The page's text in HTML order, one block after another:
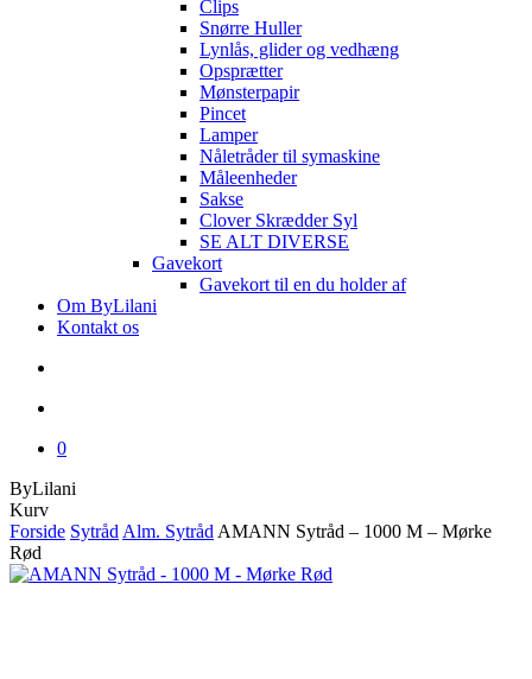
Clips
Snørre Huller
Lynlås, glider og vedhæng
Opsprætter
Mønsterpapir
Pincet
Lamper
Nåletråder til symaskine
Måleenheder
Sakse
Clover Skrædder Syl
SE ALT DIVERSE
Gavekort
Gavekort til en du holder af
Om ByLilani
Kontakt os
0
ByLilani
KurvClose
Cart
Forside Sytråd Alm. Sytråd AMANN Sytråd – 1000 M – Mørke
Rød